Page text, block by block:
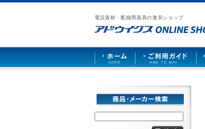
電設資材・配線用器具の激安ショップ
漏
カ
照
ア
ス
ご
ド
お
せ
仕